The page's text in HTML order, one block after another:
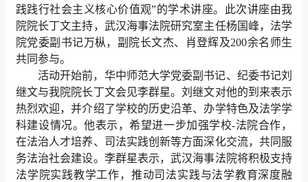
践践行社会主义核心价值观”的学术讲座。此次讲座由我
院院长丁文主持，武汉海事法院研究室主任杨国峰，法学
院党委副书记万枞，副院长文杰、肖登辉及200余名师生
共同参与。
活动开始前，华中师范大学党委副书记、纪委书记刘
继文与我院院长丁文会见李群星。刘继文对他的到来表示
热烈欢迎，并介绍了学校的历史沿革、办学特色及法学学
科建设情况。他表示，希望进一步加强学校-法院合作，
在法治人才培养、司法实践创新等方面深化交流，共同服
务法治社会建设。李群星表示，武汉海事法院将积极支持
法学院实践教学工作，推动司法实践与法学教育深度融